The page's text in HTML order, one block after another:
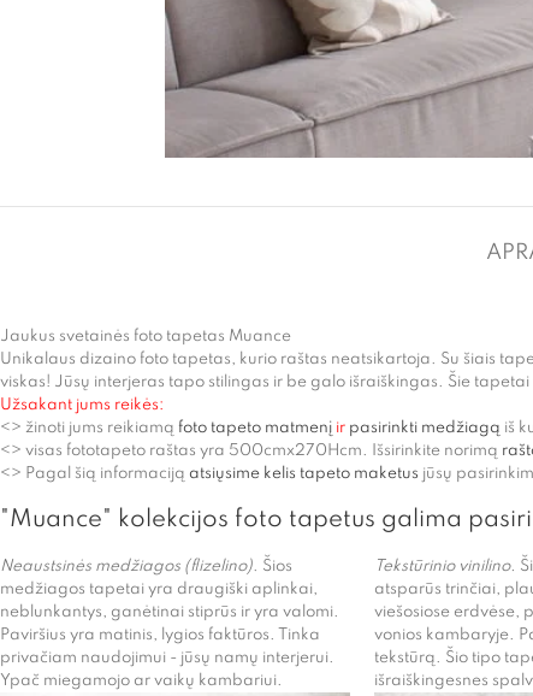
Jaukus svetainės foto tapetas Muance
Unikalaus dizaino foto tapetas, kurio raštas neatsikartoja. Su šiais
viskas! Jūsų interjeras tapo stilingas ir be galo išraiškingas. Šie
Užsakant jums reikės:
<> žinoti jums reikiamą foto tapeto matmenį ir pasirinkti medžiagą iš
<> visas fototapeto raštas yra 500cmx270Hcm. Išsirinkite norimą
<> Pagal šią informaciją atsiųsime kelis tapeto maketus jūsų
"Muance" kolekcijos foto tapetus galima
Neaustsinės medžiagos (flizelino). Šios
medžiagos tapetai yra draugiški aplinkai,
neblunkantys, ganėtinai stiprūs ir yra valomi.
Paviršius yra matinis, lygios faktūros. Tinka
privačiam naudojimui - jūsų namų interjerui.
Ypač miegamojo ar vaikų kambariui.
Tekstūrinio vinilino.
atsparūs trinčiai,
viešosiose erdvėse,
vonios kambaryje.
tekstūrą. Šio tipo
išraiškingesnes